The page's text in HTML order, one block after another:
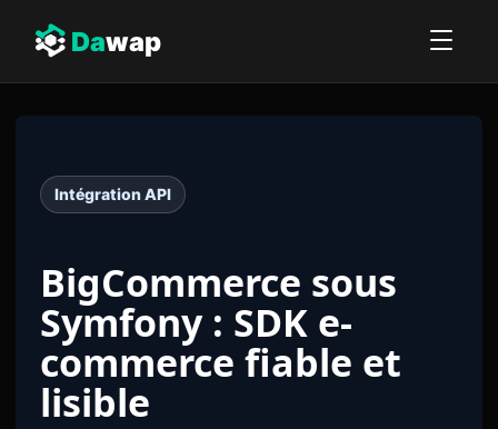
Dawap
Intégration API
BigCommerce sous
Symfony : SDK e-
commerce fiable et
lisible